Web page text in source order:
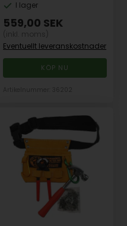
I lager
559,00 SEK
Eventuellt leveranskostnader